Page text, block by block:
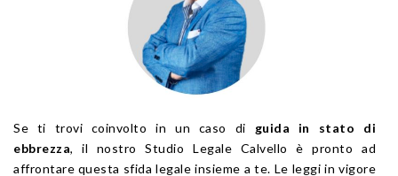
Se ti trovi coinvolto in un caso di guida in stato di
ebbrezza, il nostro Studio Legale Calvello è pronto ad
affrontare questa sfida legale insieme a te. Le leggi in vigore